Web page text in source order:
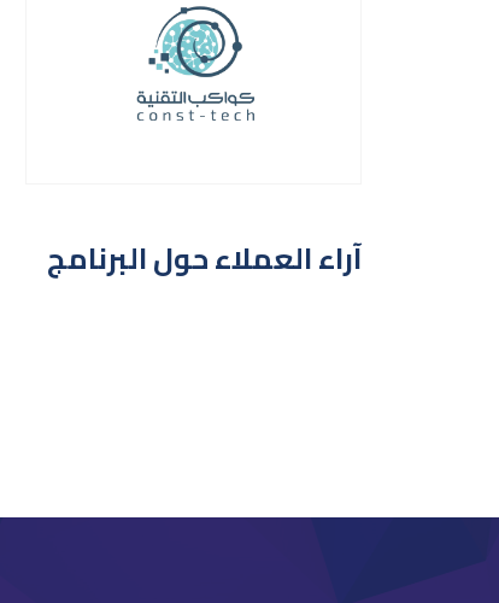
آراء العملاء حول البرنامج